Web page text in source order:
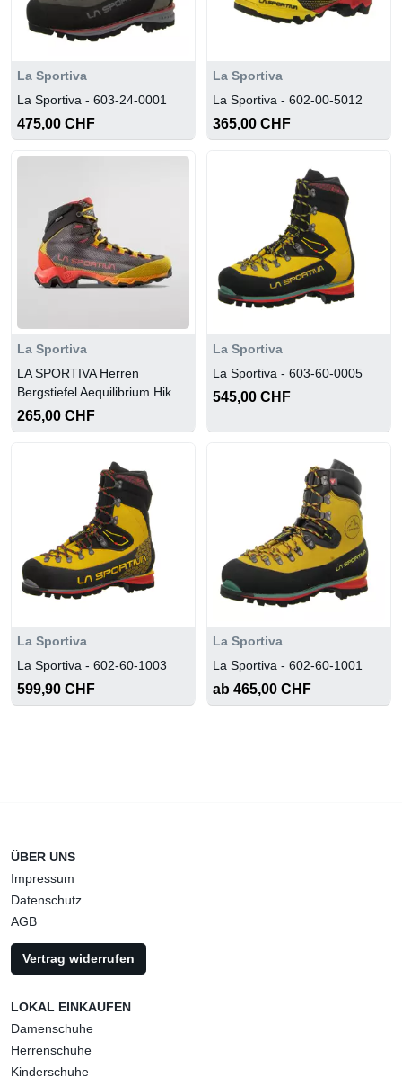
La Sportiva
La Sportiva - 603-24-0001
475,00 CHF
La Sportiva
La Sportiva - 602-00-5012
365,00 CHF
La Sportiva
LA SPORTIVA Herren
Bergstiefel Aequilibrium Hike
Gtx
265,00 CHF
La Sportiva
La Sportiva - 603-60-0005
545,00 CHF
La Sportiva
La Sportiva - 602-60-1003
599,90 CHF
La Sportiva
La Sportiva - 602-60-1001
ab 465,00 CHF
ÜBER UNS
Impressum
Datenschutz
AGB
Vertrag widerrufen
LOKAL EINKAUFEN
Damenschuhe
Herrenschuhe
Kinderschuhe